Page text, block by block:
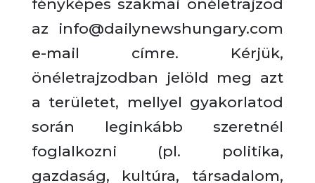
fényképes szakmai önéletrajzod
az info@dailynewshungary.com
e-mail címre. Kérjük,
önéletrajzodban jelöld meg azt
a területet, mellyel gyakorlatod
során leginkább szeretnél
foglalkozni (pl. politika,
gazdaság, kultúra, társadalom,